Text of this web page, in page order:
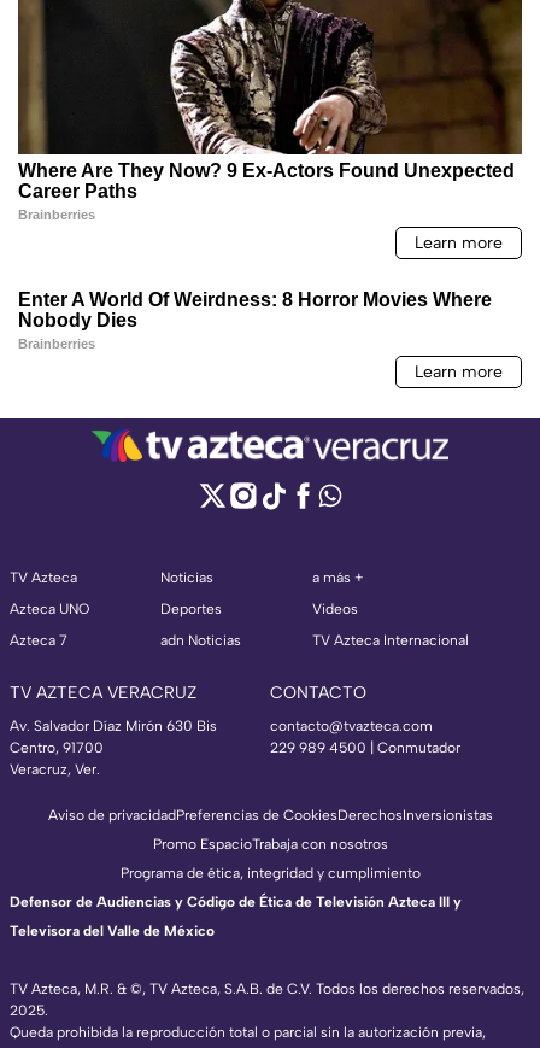
TV Azteca
Azteca UNO
Azteca 7
Noticias
Deportes
adn Noticias
a más +
Videos
TV Azteca Internacional
TV AZTECA VERACRUZ
Av. Salvador Díaz Mirón 630 Bis
Centro, 91700
Veracruz, Ver.
CONTACTO
contacto@tvazteca.com
229 989 4500 | Conmutador
TV Azteca, M.R. & ©, TV Azteca, S.A.B. de C.V. Todos los derechos reservados,
2025.
Queda prohibida la reproducción total o parcial sin la autorización previa,
Aviso de privacidadPreferencias de CookiesDerechosInversionistas
Promo EspacioTrabaja con nosotros
Programa de ética, integridad y cumplimiento
Defensor de Audiencias y Código de Ética de Televisión Azteca III y
Televisora del Valle de México